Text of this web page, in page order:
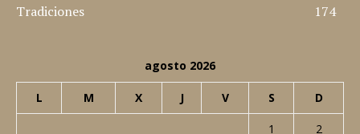
Tradiciones
174
agosto 2026
L M X J V S D
1 2